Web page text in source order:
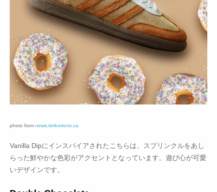
photo from news.timhortons.ca
Vanilla Dipにインスパイアされたこちらは、スプリンクルをあし
らった鮮やかな色彩がアクセントとなっています。遊び心が可愛
いデザインです。